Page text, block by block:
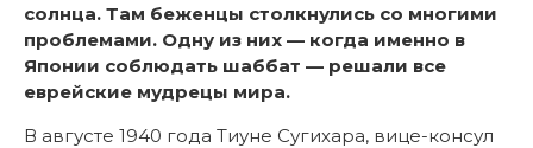
солнца. Там беженцы столкнулись со многими
проблемами. Одну из них — когда именно в
Японии соблюдать шаббат — решали все
еврейские мудрецы мира.
В августе 1940 года Тиуне Сугихара, вице-консул